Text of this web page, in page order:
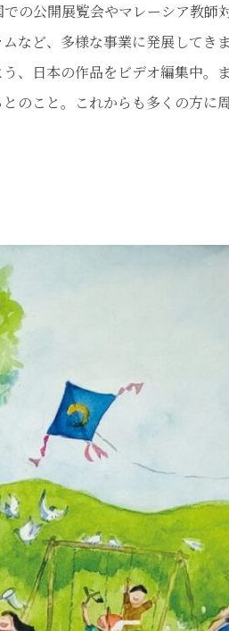
の公開展覧会やマレーシア教師
など、多様な事業に発展してきま
、日本の作品をビデオ編集中。
のこと。これからも多くの方に